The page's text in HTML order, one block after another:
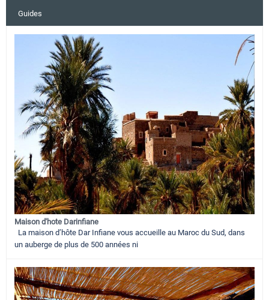
Guides
Maison d'hote Darinfiane
La maison d’hôte Dar Infiane vous accueille au Maroc du Sud, dans
un auberge de plus de 500 années ni